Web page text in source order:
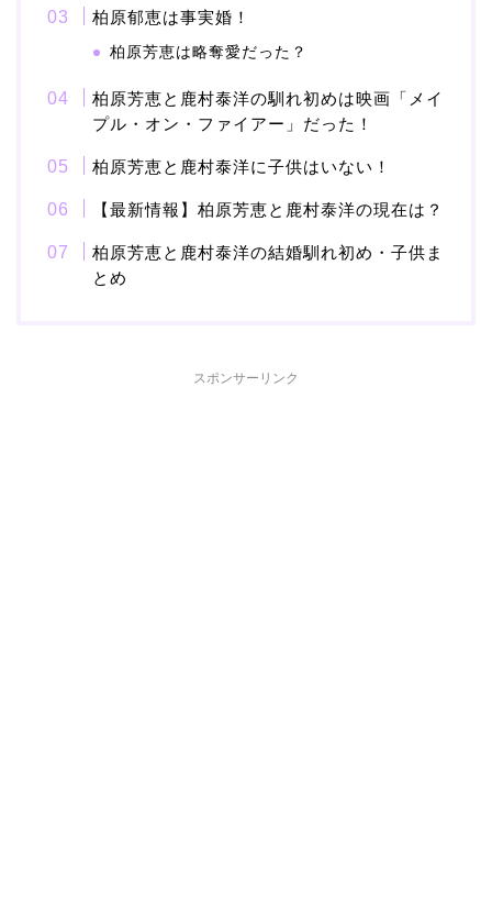
ティ番組！共演を重ねて
本並健司が元嫁・美千代
と離婚したのはいつ？顔
柏原郁恵は事実婚！
柏原芳恵は略奪愛だった？
柏原芳恵と鹿村泰洋の馴れ初めは映画「メイ
プル・オン・ファイアー」だった！
柏原芳恵と鹿村泰洋に子供はいない！
【最新情報】柏原芳恵と鹿村泰洋の現在は？
柏原芳恵と鹿村泰洋の結婚馴れ初め・子供ま
とめ
スポンサーリンク